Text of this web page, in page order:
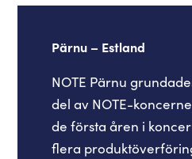
Pärnu – Estland
NOTE Pärnu
del av NOTE-
de första åren i
flera